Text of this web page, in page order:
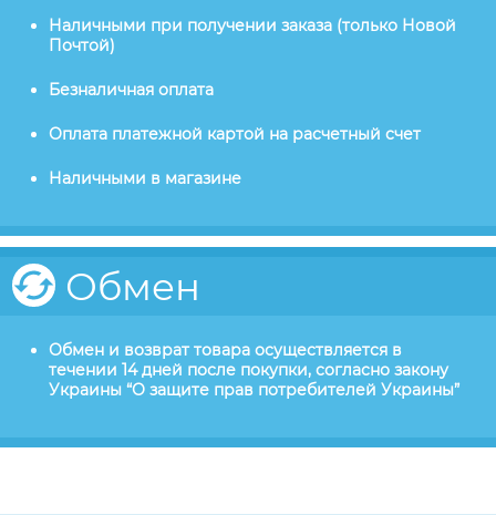
Наличными при получении заказа (только Новой
Почтой)
Безналичная оплата
Оплата платежной картой на расчетный счет
Наличными в магазине
Обмен
Обмен и возврат товара осуществляется в
течении 14 дней после покупки, согласно закону
Украины “О защите прав потребителей Украины”